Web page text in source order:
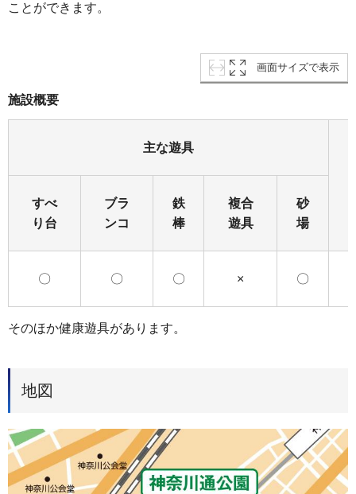
ことができます。
画面サイズで表示
施設概要
主な遊具
すべ
り台
ブラ
ンコ
鉄
棒
複合
遊具
砂
場
〇 〇 〇 × 〇
そのほか健康遊具があります。
地図